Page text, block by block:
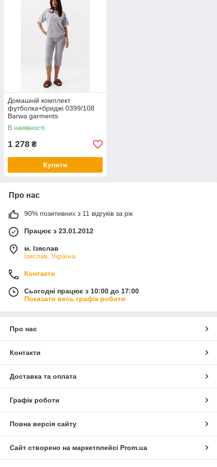
Домашній комплект
футболка+бриджі 0399/108
Barwa garments
В наявності
1 278 ₴
Купити
Про нас
90% позитивних з 11 відгуків за рік
Працює з 23.01.2012
м. Ізяслав
Ізяслав, Україна
Контакти
Сьогодні працює з 10:00 до 17:00
Показати весь графік роботи
Про нас
Контакти
Доставка та оплата
Графік роботи
Повна версія сайту
Сайт створено на маркетплейсі Prom.ua